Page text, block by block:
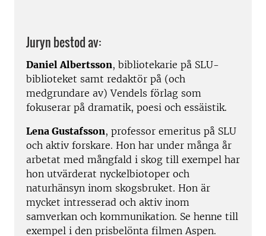
Juryn bestod av:
Daniel Albertsson, bibliotekarie på SLU-
biblioteket samt redaktör på (och
medgrundare av) Vendels förlag som
fokuserar på dramatik, poesi och essäistik.
Lena Gustafsson, professor emeritus på SLU
och aktiv forskare. Hon har under många år
arbetat med mångfald i skog till exempel har
hon utvärderat nyckelbiotoper och
naturhänsyn inom skogsbruket. Hon är
mycket intresserad och aktiv inom
samverkan och kommunikation. Se henne till
exempel i den prisbelönta filmen Aspen.